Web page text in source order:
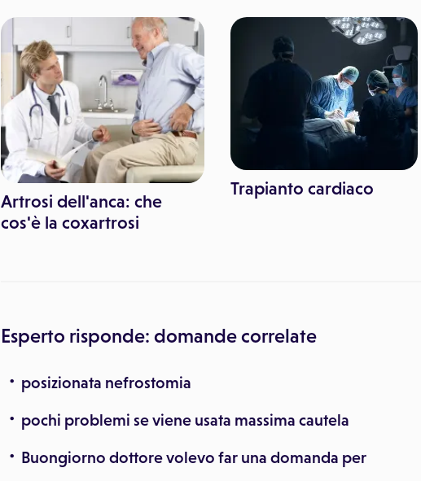
Artrosi dell'anca: che
cos'è la coxartrosi
Trapianto cardiaco
Esperto risponde: domande correlate
posizionata nefrostomia
pochi problemi se viene usata massima cautela
Buongiorno dottore volevo far una domanda per